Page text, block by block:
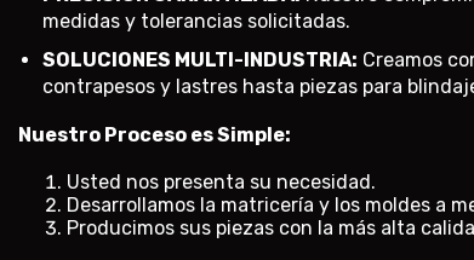
medidas y tolerancias solicitadas.
SOLUCIONES MULTI-INDUSTRIA: Creamos
contrapesos y lastres hasta piezas para
Nuestro Proceso es Simple:
Usted nos presenta su necesidad.
Desarrollamos la matricería y los moldes a
Producimos sus piezas con la más alta